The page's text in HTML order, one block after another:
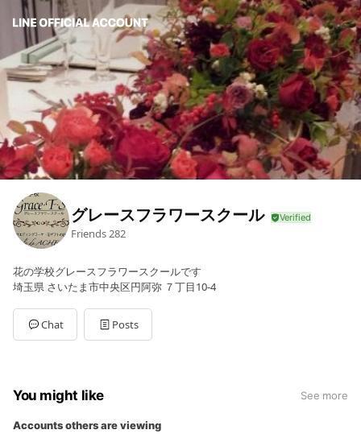
グレースフラワースクール
Friends282
花の学校グレースフラワースクールです
埼玉県 さいたま市中央区円阿弥 ７丁目10-4
Chat Posts
You might like See more
Accounts others are viewing